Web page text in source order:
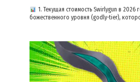
1. Текущая стоимость Swirlygun в 2026
божественного уровня (godly-tier),